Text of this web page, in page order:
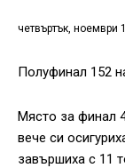
четвъртък, ноември
Полуфинал 152
Място за финал
вече си
завършиха с 11